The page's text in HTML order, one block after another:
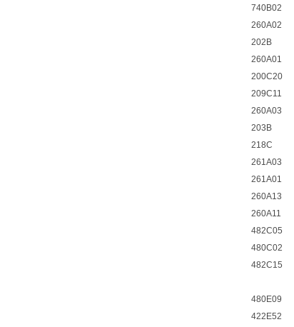
740B02
260A02
202B
260A01
200C20
209C11
260A03
203B
218C
261A03
261A01
260A13
260A11
482C05
480C02
482C15
480E09
422E52